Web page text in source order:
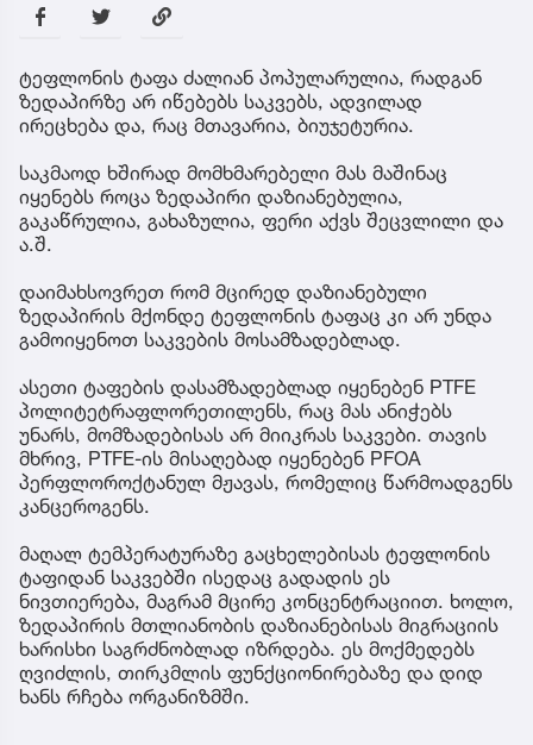
ტეფლონის ტაფა ძალიან პოპულარულია, რადგან
ზედაპირზე არ იწებებს საკვებს, ადვილად
ირეცხება და, რაც მთავარია, ბიუჯეტურია.
საკმაოდ ხშირად მომხმარებელი მას მაშინაც
იყენებს როცა ზედაპირი დაზიანებულია,
გაკაწრულია, გახაზულია, ფერი აქვს შეცვლილი და
ა.შ.
დაიმახსოვრეთ რომ მცირედ დაზიანებული
ზედაპირის მქონდე ტეფლონის ტაფაც კი არ უნდა
გამოიყენოთ საკვების მოსამზადებლად.
ასეთი ტაფების დასამზადებლად იყენებენ PTFE
პოლიტეტრაფლორეთილენს, რაც მას ანიჭებს
უნარს, მომზადებისას არ მიიკრას საკვები. თავის
მხრივ, PTFE-ის მისაღებად იყენებენ PFOA
პერფლოროქტანულ მჟავას, რომელიც წარმოადგენს
კანცეროგენს.
მაღალ ტემპერატურაზე გაცხელებისას ტეფლონის
ტაფიდან საკვებში ისედაც გადადის ეს
ნივთიერება, მაგრამ მცირე კონცენტრაციით. ხოლო,
ზედაპირის მთლიანობის დაზიანებისას მიგრაციის
ხარისხი საგრძნობლად იზრდება. ეს მოქმედებს
ღვიძლის, თირკმლის ფუნქციონირებაზე და დიდ
ხანს რჩება ორგანიზმში.